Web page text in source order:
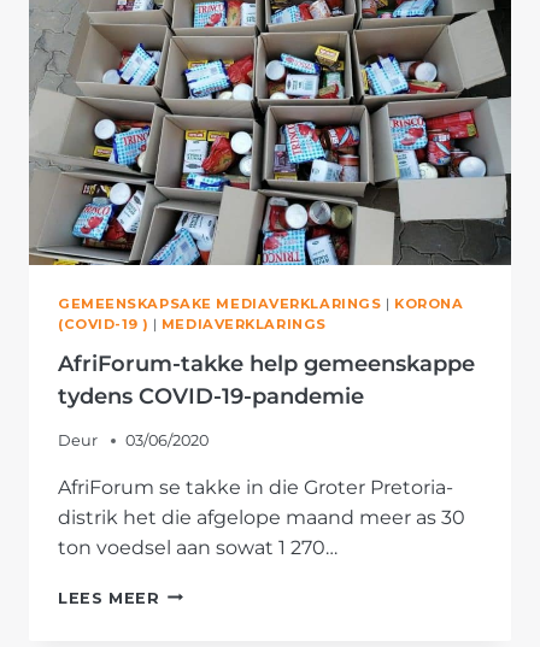
NASIONALE
VERSETPATROLLIE
DEEL
GEMEENSKAPSAKE MEDIAVERKLARINGS | KORONA
(COVID-19 ) | MEDIAVERKLARINGS
AfriForum-takke help gemeenskappe
tydens COVID-19-pandemie
Deur 03/06/2020
AfriForum se takke in die Groter Pretoria-
distrik het die afgelope maand meer as 30
ton voedsel aan sowat 1 270…
LEES MEER AFRIFORUM-